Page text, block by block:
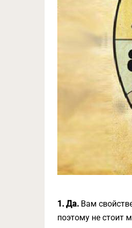
1. Да. Вам
поэтому не стоит